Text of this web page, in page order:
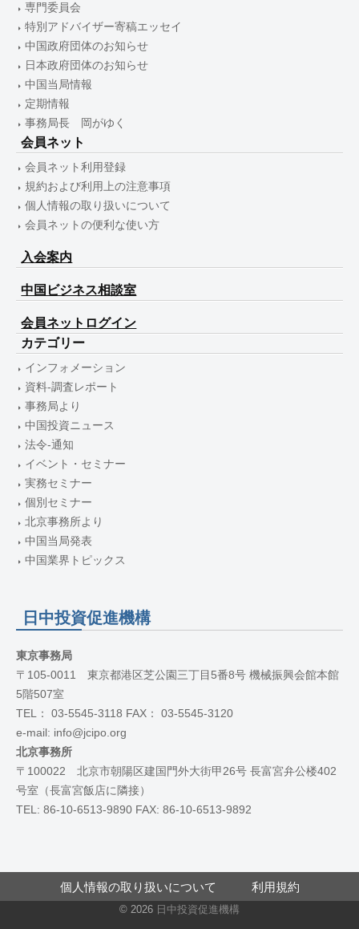
専門委員会
特別アドバイザー寄稿エッセイ
中国政府団体のお知らせ
日本政府団体のお知らせ
中国当局情報
定期情報
事務局長 岡がゆく
会員ネット
会員ネット利用登録
規約および利用上の注意事項
個人情報の取り扱いについて
会員ネットの便利な使い方
入会案内
中国ビジネス相談室
会員ネットログイン
カテゴリー
インフォメーション
資料-調査レポート
事務局より
中国投資ニュース
法令-通知
イベント・セミナー
実務セミナー
個別セミナー
北京事務所より
中国当局発表
中国業界トピックス
日中投資促進機構
東京事務局
〒105-0011 東京都港区芝公園三丁目5番8号 機械振興会館本館
5階507室
TEL： 03-5545-3118 FAX： 03-5545-3120
e-mail: info@jcipo.org
北京事務所
〒100022 北京市朝陽区建国門外大街甲26号 長富宮弁公楼402
号室（長富宮飯店に隣接）
TEL: 86-10-6513-9890 FAX: 86-10-6513-9892
個人情報の取り扱いについて 利用規約
© 2026 日中投資促進機構